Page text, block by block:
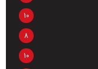
10
8
10